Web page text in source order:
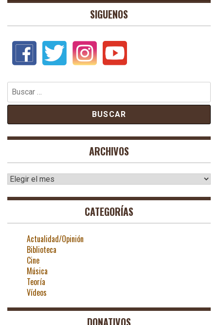
SIGUENOS
Buscar:
ARCHIVOS
Archivos
CATEGORÍAS
Actualidad/Opinión
Biblioteca
Cine
Música
Teoría
Vídeos
DONATIVOS